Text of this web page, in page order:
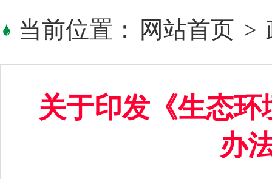
当前位置： 网站首页 >
关于印发《生态
办